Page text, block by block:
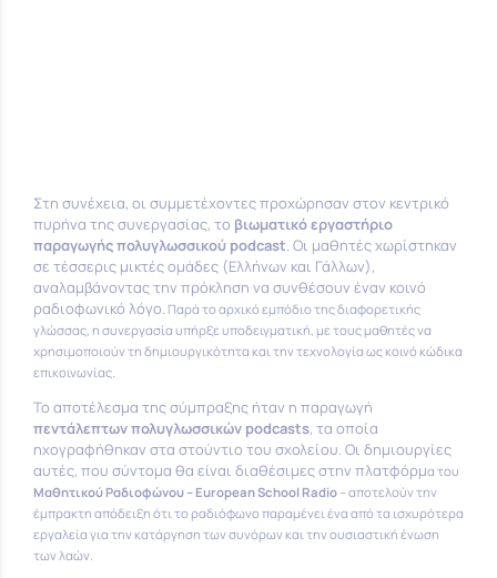
Στη συνέχεια, οι συμμετέχοντες προχώρησαν στον κεντρικό
πυρήνα της συνεργασίας, το βιωματικό εργαστήριο
παραγωγής πολυγλωσσικού podcast. Οι μαθητές χωρίστηκαν
σε τέσσερις μικτές ομάδες (Ελλήνων και Γάλλων),
αναλαμβάνοντας την πρόκληση να συνθέσουν έναν κοινό
ραδιοφωνικό λόγο. Παρά το αρχικό εμπόδιο της διαφορετικής
γλώσσας, η συνεργασία υπήρξε υποδειγματική, με τους μαθητές να
χρησιμοποιούν τη δημιουργικότητα και την τεχνολογία ως κοινό κώδικα
επικοινωνίας.
Το αποτέλεσμα της σύμπραξης ήταν η παραγωγή
πεντάλεπτων πολυγλωσσικών podcasts, τα οποία
ηχογραφήθηκαν στα στούντιο του σχολείου. Οι δημιουργίες
αυτές, που σύντομα θα είναι διαθέσιμες στην πλατφόρμα του
Μαθητικού Ραδιοφώνου – European School Radio – αποτελούν την
έμπρακτη απόδειξη ότι το ραδιόφωνο παραμένει ένα από τα ισχυρότερα
εργαλεία για την κατάργηση των συνόρων και την ουσιαστική ένωση
των λαών.